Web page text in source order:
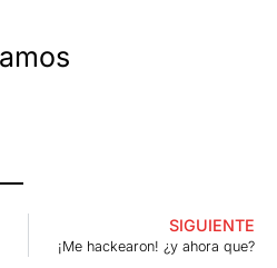
SIGUIENTE
¡Me hackearon! ¿y ahora que?